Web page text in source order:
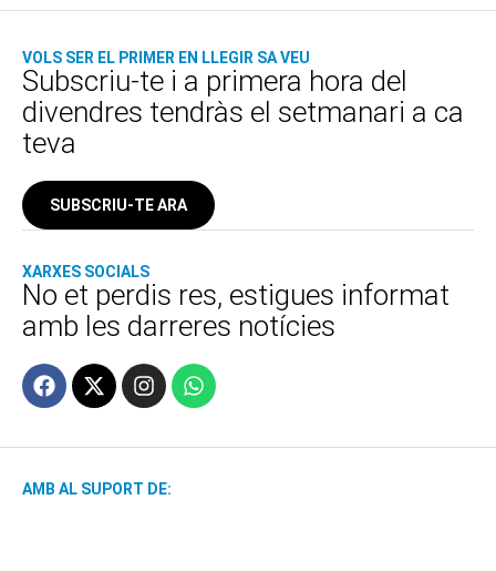
VOLS SER EL PRIMER EN LLEGIR SA VEU
Subscriu-te i a primera hora del
divendres tendràs el setmanari a ca
teva
SUBSCRIU-TE ARA
XARXES SOCIALS
No et perdis res, estigues informat
amb les darreres notícies
AMB AL SUPORT DE: